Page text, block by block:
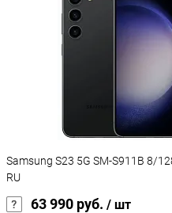
Samsung S23 5G SM-S911B 8/
RU
63 990 руб. / шт